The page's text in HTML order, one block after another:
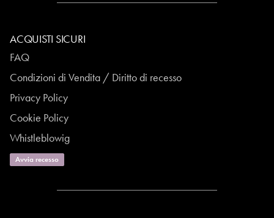
ACQUISTI SICURI
FAQ
Condizioni di Vendita / Diritto di recesso
Privacy Policy
Cookie Policy
Whistleblowig
Avvia recesso